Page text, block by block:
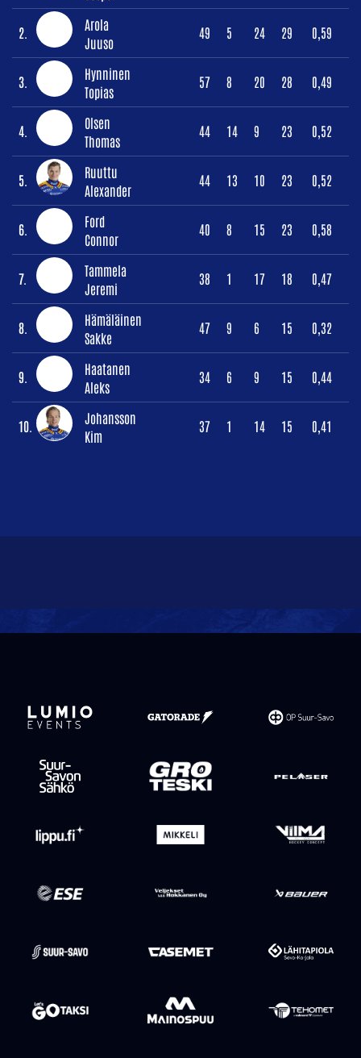
2.
Arola
Juuso
49 5 24 29 0,59
3.
Hynninen
Topias
57 8 20 28 0,49
4.
Olsen
Thomas
44 14 9 23 0,52
5.
Ruuttu
Alexander
44 13 10 23 0,52
6.
Ford
Connor
40 8 15 23 0,58
7.
Tammela
Jeremi
38 1 17 18 0,47
8.
Hämäläinen
Sakke
47 9 6 15 0,32
9.
Haatanen
Aleks
34 6 9 15 0,44
10.
Johansson
Kim
37 1 14 15 0,41